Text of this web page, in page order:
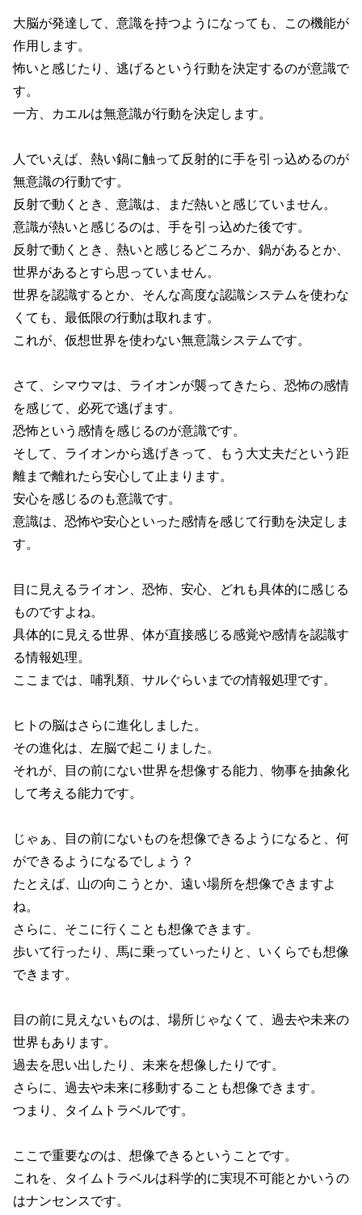
大脳が発達して、意識を持つようになっても、この機能が
作用します。
怖いと感じたり、逃げるという行動を決定するのが意識で
す。
一方、カエルは無意識が行動を決定します。
人でいえば、熱い鍋に触って反射的に手を引っ込めるのが
無意識の行動です。
反射で動くとき、意識は、まだ熱いと感じていません。
意識が熱いと感じるのは、手を引っ込めた後です。
反射で動くとき、熱いと感じるどころか、鍋があるとか、
世界があるとすら思っていません。
世界を認識するとか、そんな高度な認識システムを使わな
くても、最低限の行動は取れます。
これが、仮想世界を使わない無意識システムです。
さて、シマウマは、ライオンが襲ってきたら、恐怖の感情
を感じて、必死で逃げます。
恐怖という感情を感じるのが意識です。
そして、ライオンから逃げきって、もう大丈夫だという距
離まで離れたら安心して止まります。
安心を感じるのも意識です。
意識は、恐怖や安心といった感情を感じて行動を決定しま
す。
目に見えるライオン、恐怖、安心、どれも具体的に感じる
ものですよね。
具体的に見える世界、体が直接感じる感覚や感情を認識す
る情報処理。
ここまでは、哺乳類、サルぐらいまでの情報処理です。
ヒトの脳はさらに進化しました。
その進化は、左脳で起こりました。
それが、目の前にない世界を想像する能力、物事を抽象化
して考える能力です。
じゃぁ、目の前にないものを想像できるようになると、何
ができるようになるでしょう？
たとえば、山の向こうとか、遠い場所を想像できますよ
ね。
さらに、そこに行くことも想像できます。
歩いて行ったり、馬に乗っていったりと、いくらでも想像
できます。
目の前に見えないものは、場所じゃなくて、過去や未来の
世界もあります。
過去を思い出したり、未来を想像したりです。
さらに、過去や未来に移動することも想像できます。
つまり、タイムトラベルです。
ここで重要なのは、想像できるということです。
これを、タイムトラベルは科学的に実現不可能とかいうの
はナンセンスです。